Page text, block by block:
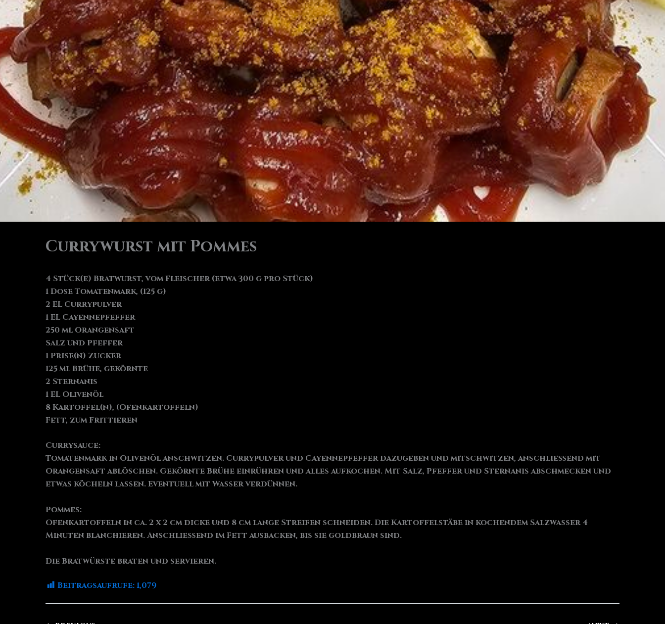
Currywurst mit Pommes
4 Stück(e) Bratwurst, vom Fleischer (etwa 300 g pro Stück)
1 Dose Tomatenmark, (125 g)
2 EL Currypulver
1 EL Cayennepfeffer
250 ml Orangensaft
Salz und Pfeffer
1 Prise(n) Zucker
125 ml Brühe, gekörnte
2 Sternanis
1 EL Olivenöl
8 Kartoffel(n), (Ofenkartoffeln)
Fett, zum Frittieren
Currysauce:
Tomatenmark in Olivenöl anschwitzen. Currypulver und Cayennepfeffer dazugeben und mitschwitzen, anschließend mit
Orangensaft ablöschen. Gekörnte Brühe einrühren und alles aufkochen. Mit Salz, Pfeffer und Sternanis abschmecken und
etwas köcheln lassen. Eventuell mit Wasser verdünnen.
Pommes:
Ofenkartoffeln in ca. 2 x 2 cm dicke und 8 cm lange Streifen schneiden. Die Kartoffelstäbe in kochendem Salzwasser 4
Minuten blanchieren. Anschließend im Fett ausbacken, bis sie goldbraun sind.
Die Bratwürste braten und servieren.
Beitragsaufrufe:1,079